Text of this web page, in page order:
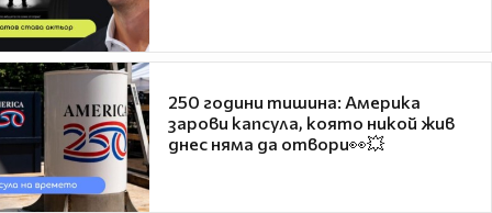
250 години тишина: Америка
зарови капсула, която никой жив
днес няма да отвори👀💥